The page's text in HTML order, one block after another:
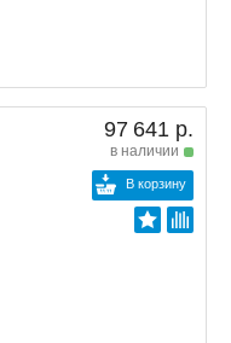
97 641 р.
в наличии
В корзину